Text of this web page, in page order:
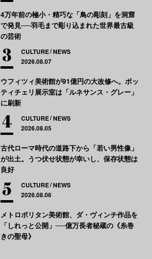
4万年前の極小・精巧な「鳥の彫刻」を洞窟
で発見──羽毛まで彫り込まれた世界最古級
の芸術
CULTURE NEWS
2026.08.07
ウフィツィ美術館が91億円の大改修へ。ボッ
ティチェリ展示室は「ルネサンス・グレー」
に刷新
CULTURE NEWS
2026.08.05
古代ローマ時代の道路下から「若い男性像」
が出土。うつ伏せ状態が幸いし、保存状態は
良好
CULTURE NEWS
2026.08.06
メトロポリタン美術館、ダ・ヴィンチ作品を
「しれっと公開」──億万長者秘蔵の《糸巻
きの聖母》